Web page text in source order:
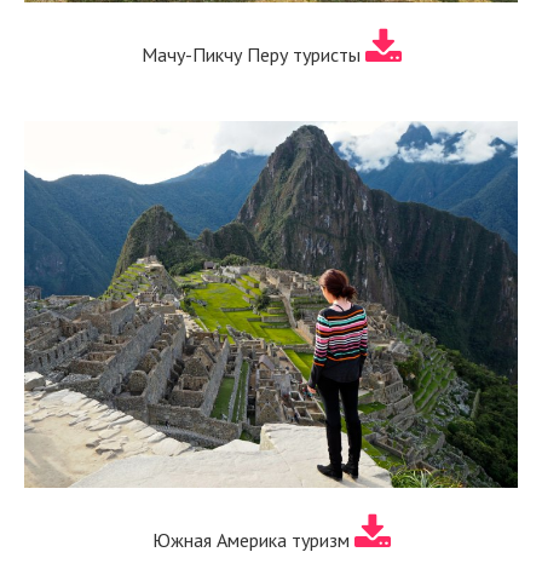
Мачу-Пикчу Перу туристы
Южная Америка туризм